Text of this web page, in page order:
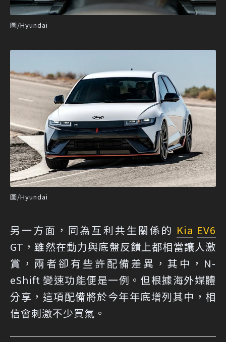
圖/Hyundai
圖/Hyundai
另一方面，同為互利共生關係的 Kia EV6
GT，雖然在動力與底盤反饋上都相當讓人激
賞，兩者卻有些許配備差異，其中，N-
eShift 變速功能便是一例。但根據海外媒體
分享，這項配備將於今年年底增列其中，相
信會刺激不少買氣。